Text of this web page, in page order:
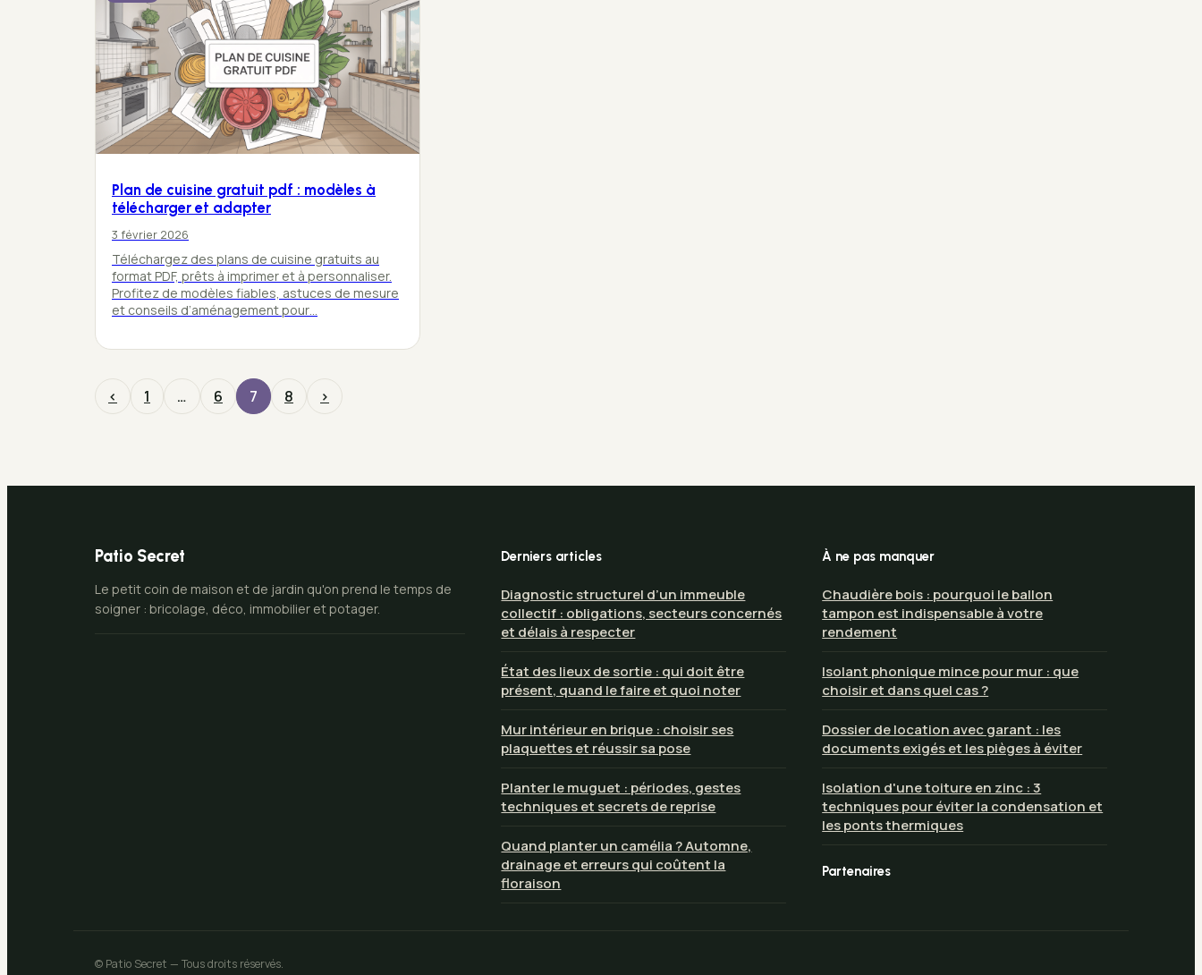
Plan de cuisine gratuit pdf : modèles à
télécharger et adapter
3 février 2026
Téléchargez des plans de cuisine gratuits au
format PDF, prêts à imprimer et à personnaliser.
Profitez de modèles fiables, astuces de mesure
et conseils d’aménagement pour…
‹ 1 … 6 7 8 ›
Patio Secret
Le petit coin de maison et de jardin qu'on prend le temps de
soigner : bricolage, déco, immobilier et potager.
Derniers articles
Diagnostic structurel d’un immeuble
collectif : obligations, secteurs concernés
et délais à respecter
État des lieux de sortie : qui doit être
présent, quand le faire et quoi noter
Mur intérieur en brique : choisir ses
plaquettes et réussir sa pose
Planter le muguet : périodes, gestes
techniques et secrets de reprise
Quand planter un camélia ? Automne,
drainage et erreurs qui coûtent la
floraison
À ne pas manquer
Chaudière bois : pourquoi le ballon
tampon est indispensable à votre
rendement
Isolant phonique mince pour mur : que
choisir et dans quel cas ?
Dossier de location avec garant : les
documents exigés et les pièges à éviter
Isolation d'une toiture en zinc : 3
techniques pour éviter la condensation et
les ponts thermiques
Partenaires
© Patio Secret — Tous droits réservés.